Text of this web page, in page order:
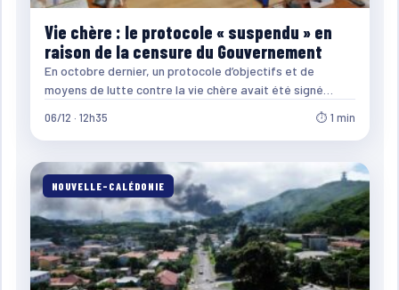
Vie chère : le protocole « suspendu » en
raison de la censure du Gouvernement
En octobre dernier, un protocole d’objectifs et de
moyens de lutte contre la vie chère avait été signé…
06/12 · 12h35 ⏱ 1 min
NOUVELLE-CALÉDONIE